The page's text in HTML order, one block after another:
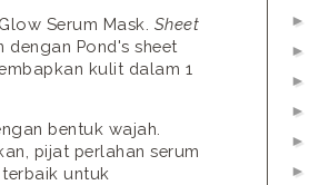
Serum Mask. Sheet
Pond's sheet
kulit dalam 1
bentuk wajah.
pijat perlahan serum
untuk
►
►
►
►
►
►